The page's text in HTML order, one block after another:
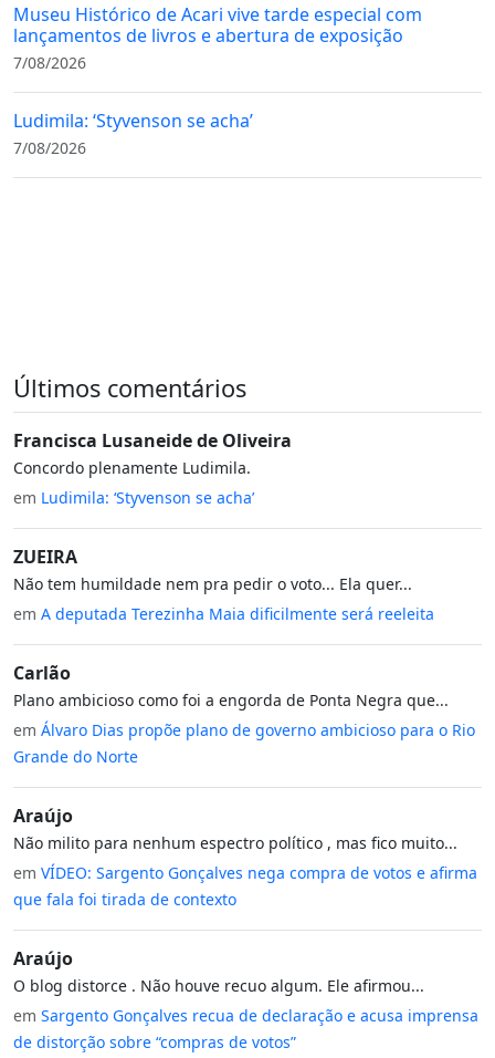
Museu Histórico de Acari vive tarde especial com
lançamentos de livros e abertura de exposição
7/08/2026
Ludimila: ‘Styvenson se acha’
7/08/2026
Últimos comentários
Francisca Lusaneide de Oliveira
Concordo plenamente Ludimila.
em Ludimila: ‘Styvenson se acha’
ZUEIRA
Não tem humildade nem pra pedir o voto... Ela quer...
em A deputada Terezinha Maia dificilmente será reeleita
Carlão
Plano ambicioso como foi a engorda de Ponta Negra que...
em Álvaro Dias propõe plano de governo ambicioso para o Rio
Grande do Norte
Araújo
Não milito para nenhum espectro político , mas fico muito...
em VÍDEO: Sargento Gonçalves nega compra de votos e afirma
que fala foi tirada de contexto
Araújo
O blog distorce . Não houve recuo algum. Ele afirmou...
em Sargento Gonçalves recua de declaração e acusa imprensa
de distorção sobre “compras de votos”